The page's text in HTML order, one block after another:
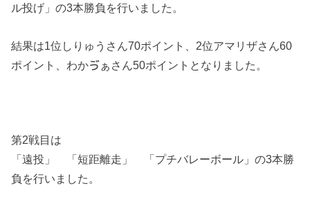
ル投げ」の3本勝負を行いました。
結果は1位しりゅうさん70ポイント、2位アマリザさん60
ポイント、わかゔぁさん50ポイントとなりました。
第2戦目は
「遠投」 「短距離走」 「プチバレーボール」の3本勝
負を行いました。